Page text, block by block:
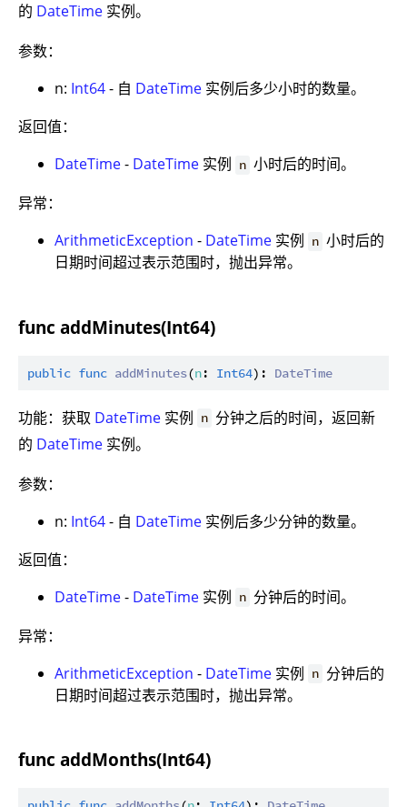
的 DateTime 实例。
参数：
n: Int64- 自 DateTime 实例后多少小时的数量。
返回值：
DateTime- DateTime 实例 n 小时后的时间。
异常：
ArithmeticException - DateTime 实例 n 小时后的
日期时间超过表示范围时，抛出异常。
func addMinutes(Int64)
public func addMinutes(n: Int64): DateTime
功能：获取 DateTime 实例 n 分钟之后的时间，返回新
的 DateTime 实例。
参数：
n: Int64- 自 DateTime 实例后多少分钟的数量。
返回值：
DateTime- DateTime 实例 n 分钟后的时间。
异常：
ArithmeticException - DateTime 实例 n 分钟后的
日期时间超过表示范围时，抛出异常。
func addMonths(Int64)